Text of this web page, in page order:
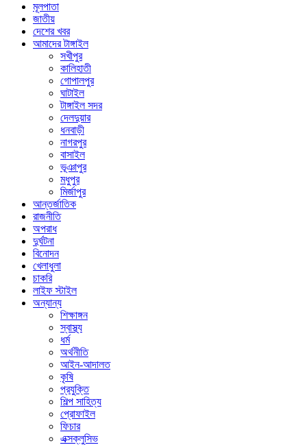
মূলপাতা
জাতীয়
দেশের খবর
আমাদের টাঙ্গাইল
সখীপুর
কালিহাতী
গোপালপুর
ঘাটাইল
টাঙ্গাইল সদর
দেলদুয়ার
ধনবাড়ী
নাগরপুর
বাসাইল
ভূঞাপুর
মধুপুর
মির্জাপুর
আন্তর্জাতিক
রাজনীতি
অপরাধ
দুর্ঘটনা
বিনোদন
খেলাধুলা
চাকরি
লাইফ স্টাইল
অন্যান্য
শিক্ষাঙ্গন
স্বাস্থ্য
ধর্ম
অর্থনীতি
আইন-আদালত
কৃষি
প্রযুক্তি
শিল্প সাহিত্য
প্রোফাইল
ফিচার
এক্সক্লুসিভ